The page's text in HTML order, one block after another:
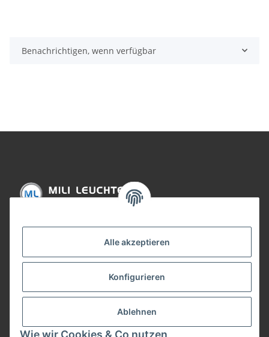
Alle akzeptieren
Konfigurieren
Ablehnen
Wie wir Cookies & Co nutzen
Benachrichtigen, wenn verfügbar
Gesetzliche Informationen
Bezahlung